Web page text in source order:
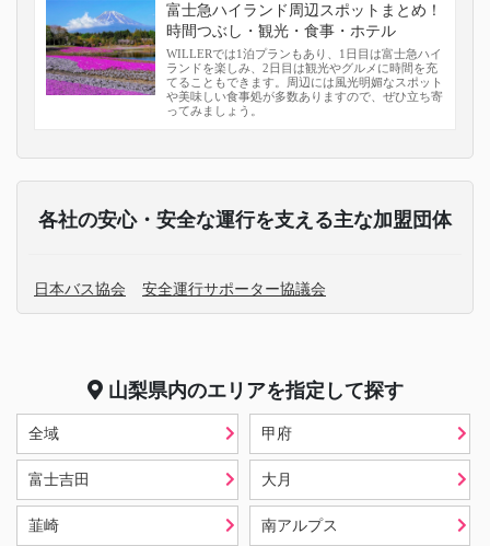
富士急ハイランド周辺スポットまとめ！
時間つぶし・観光・食事・ホテル
WILLERでは1泊プランもあり、1日目は富士急ハイ
ランドを楽しみ、2日目は観光やグルメに時間を充
てることもできます。周辺には風光明媚なスポット
や美味しい食事処が多数ありますので、ぜひ立ち寄
ってみましょう。
各社の安心・安全な運行を支える主な加盟団体
日本バス協会 安全運行サポーター協議会
山梨県内のエリアを指定して探す
全域 甲府
富士吉田 大月
韮崎 南アルプス